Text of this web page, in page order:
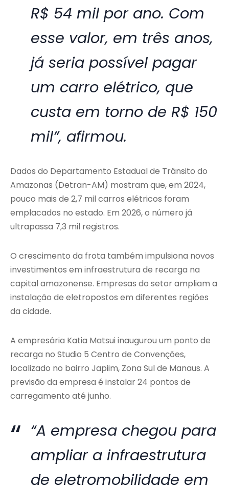
R$ 54 mil por ano. Com
esse valor, em três anos,
já seria possível pagar
um carro elétrico, que
custa em torno de R$ 150
mil”, afirmou.
Dados do Departamento Estadual de Trânsito do
Amazonas (Detran-AM) mostram que, em 2024,
pouco mais de 2,7 mil carros elétricos foram
emplacados no estado. Em 2026, o número já
ultrapassa 7,3 mil registros.
O crescimento da frota também impulsiona novos
investimentos em infraestrutura de recarga na
capital amazonense. Empresas do setor ampliam a
instalação de eletropostos em diferentes regiões
da cidade.
A empresária Katia Matsui inaugurou um ponto de
recarga no Studio 5 Centro de Convenções,
localizado no bairro Japiim, Zona Sul de Manaus. A
previsão da empresa é instalar 24 pontos de
carregamento até junho.
“A empresa chegou para
ampliar a infraestrutura
de eletromobilidade em